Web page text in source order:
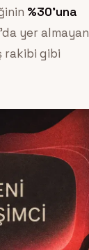
%30’una
yer almayan
rakibi gibi